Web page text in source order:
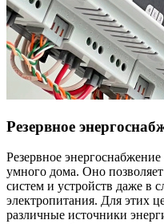
Резервное
Резервное
умного дома. Оно
систем и устройств даже в
электропитания. Для этих
различные источники